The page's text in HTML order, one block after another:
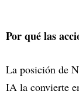
Por qué las
La posición de
IA la convierte